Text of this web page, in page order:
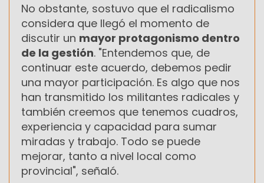
No obstante, sostuvo que el radicalismo
considera que llegó el momento de
discutir un mayor protagonismo dentro
de la gestión. "Entendemos que, de
continuar este acuerdo, debemos pedir
una mayor participación. Es algo que nos
han transmitido los militantes radicales y
también creemos que tenemos cuadros,
experiencia y capacidad para sumar
miradas y trabajo. Todo se puede
mejorar, tanto a nivel local como
provincial", señaló.